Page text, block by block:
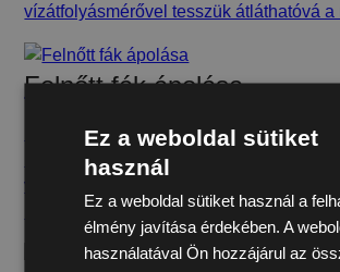
vízátfolyásmérővel tesszük átláthatóvá a
Felnőtt fák ápolása
Legyen szó rendszeres gallyazásról,
kivágásról, esetleg azonnal
viharkárról, a QTA a felnőtt fák
megszervezésében is segítséget nyújt.
Ez a weboldal sütiket
használ
Ez a weboldal sütiket használ a
élmény javítása érdekében. A
használatával Ön hozzájárul az